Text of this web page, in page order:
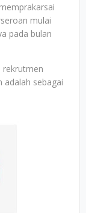
mulai
pada bulan
rekrutmen
adalah sebagai